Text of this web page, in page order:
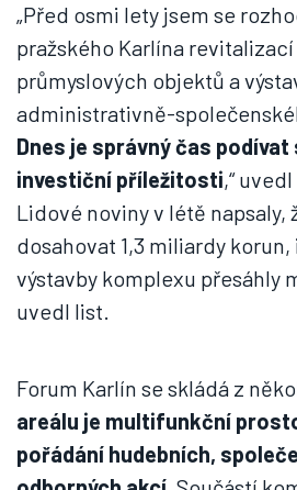
„Před osmi lety jsem se
pražského Karlína
průmyslových objektů a
administrativně-
Dnes je správný čas podívat
investiční příležitosti,“
Lidové noviny v létě napsaly,
dosahovat 1,3 miliardy
výstavby komplexu přesáhly
uvedl list.
Forum Karlín se skládá z
areálu je multifunkční
pořádání hudebních,